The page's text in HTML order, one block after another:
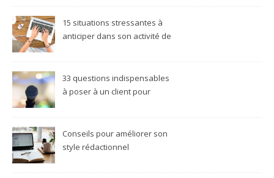
15 situations stressantes à
anticiper dans son activité de
33 questions indispensables
à poser à un client pour
Conseils pour améliorer son
style rédactionnel